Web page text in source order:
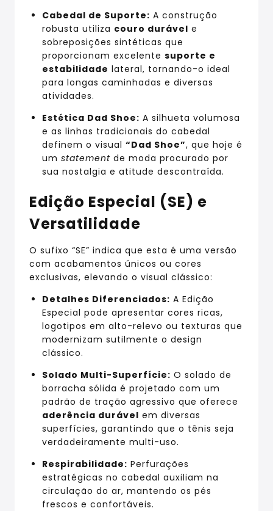
Cabedal de Suporte: A construção
robusta utiliza couro durável e
sobreposições sintéticas que
proporcionam excelente suporte e
estabilidade lateral, tornando-o ideal
para longas caminhadas e diversas
atividades.
Estética Dad Shoe: A silhueta volumosa
e as linhas tradicionais do cabedal
definem o visual “Dad Shoe”, que hoje é
um statement de moda procurado por
sua nostalgia e atitude descontraída.
Edição Especial (SE) e
Versatilidade
O sufixo “SE” indica que esta é uma versão
com acabamentos únicos ou cores
exclusivas, elevando o visual clássico:
Detalhes Diferenciados: A Edição
Especial pode apresentar cores ricas,
logotipos em alto-relevo ou texturas que
modernizam sutilmente o design
clássico.
Solado Multi-Superfície: O solado de
borracha sólida é projetado com um
padrão de tração agressivo que oferece
aderência durável em diversas
superfícies, garantindo que o tênis seja
verdadeiramente multi-uso.
Respirabilidade: Perfurações
estratégicas no cabedal auxiliam na
circulação do ar, mantendo os pés
frescos e confortáveis.